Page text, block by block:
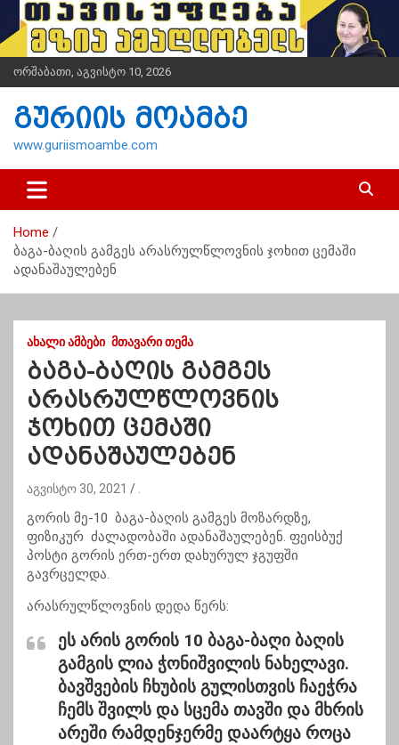
i
t
n
ორშაბათი, აგვისტო 10, 2026
გურიის მოამბე
www.guriismoambe.com
Home
ბაგა-ბაღის გამგეს არასრულწლოვნის ჯოხით ცემაში
ადანაშაულებენ
ᲐᲮᲐᲚᲘ ᲐᲛᲑᲔᲑᲘ ᲛᲗᲐᲕᲐᲠᲘ ᲗᲔᲛᲐ
ბაგა-ბაღის გამგეს
არასრულწლოვნის
ჯოხით ცემაში
ადანაშაულებენ
აგვისტო 30, 2021
გორის მე-10 ბაგა-ბაღის გამგეს მოზარდზე,
ფიზიკურ ძალადობაში ადანაშაულებენ. ფეისბუქ
პოსტი გორის ერთ-ერთ დახურულ ჯგუფში
გავრცელდა.
არასრულწლოვნის დედა წერს:
ეს არის გორის 10 ბაგა-ბაღი ბაღის
გამგის ლია ჭონიშვილის ნახელავი.
ბავშვების ჩხუბის გულისთვის ჩაეჭრა
ჩემს შვილს და სცემა თავში და მხრის
არეში რამდენჯერმე დაარტყა როცა